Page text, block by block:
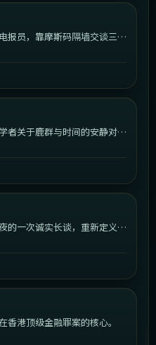
报员，靠摩斯码隔墙交谈三十
者关于鹿群与时间的安静对
的一次诚实长谈，重新定义婚
港顶级金融罪案的核心。